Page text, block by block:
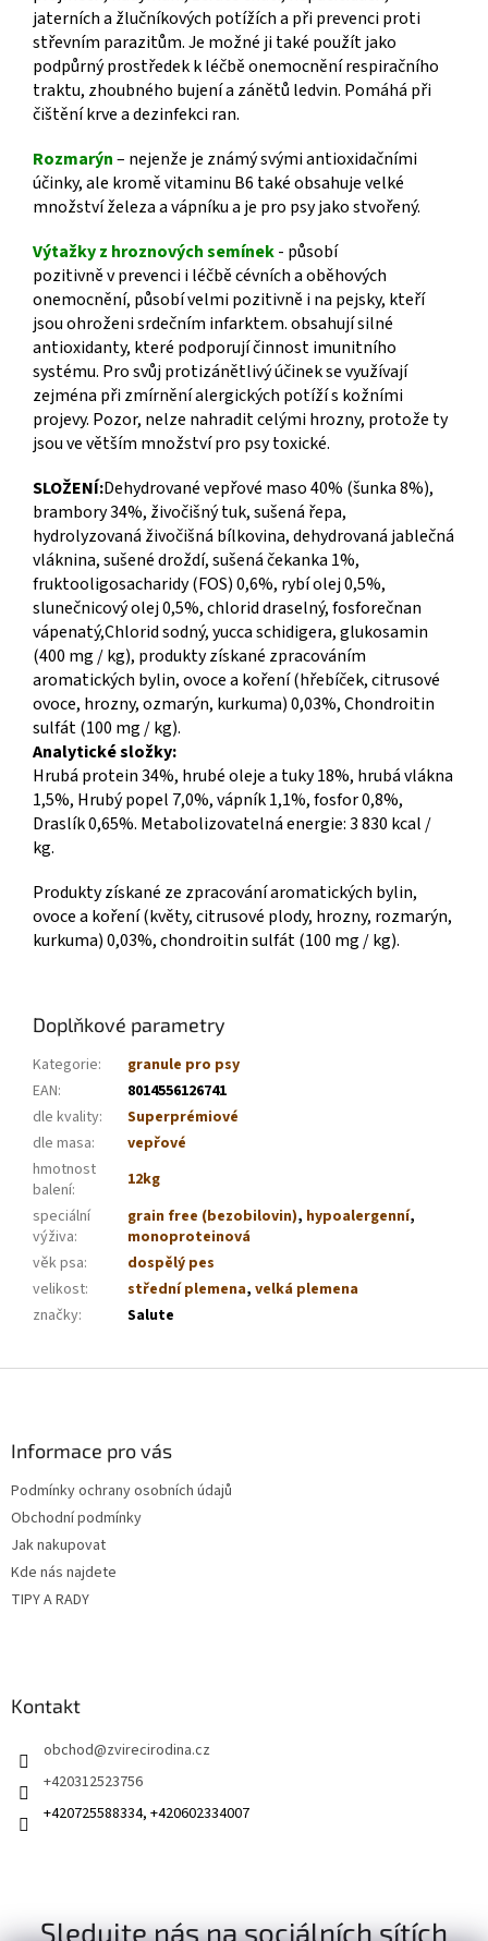
jaterních a žlučníkových potížích a při prevenci proti
střevním parazitům. Je možné ji také použít jako
podpůrný prostředek k léčbě onemocnění respiračního
traktu, zhoubného bujení a zánětů ledvin. Pomáhá při
čištění krve a dezinfekci ran.
Rozmarýn– nejenže je známý svými antioxidačními
účinky, ale kromě vitaminu B6 také obsahuje velké
množství železa a vápníku a je pro psy jako stvořený.
Výtažky z hroznových semínek- působí
pozitivně v prevenci i léčbě cévních a oběhových
onemocnění, působí velmi pozitivně i na pejsky, kteří
jsou ohroženi srdečním infarktem. obsahují silné
antioxidanty, které podporují činnost imunitního
systému. Pro svůj protizánětlivý účinek se využívají
zejména při zmírnění alergických potíží s kožními
projevy. Pozor, nelze nahradit celými hrozny, protože ty
jsou ve větším množství pro psy toxické.
SLOŽENÍ:Dehydrované vepřové maso 40% (šunka 8%),
brambory 34%, živočišný tuk, sušená řepa,
hydrolyzovaná živočišná bílkovina, dehydrovaná jablečná
vláknina, sušené droždí, sušená čekanka 1%,
fruktooligosacharidy (FOS) 0,6%, rybí olej 0,5%,
slunečnicový olej 0,5%, chlorid draselný, fosforečnan
vápenatý,Chlorid sodný, yucca schidigera, glukosamin
(400 mg / kg), produkty získané zpracováním
aromatických bylin, ovoce a koření (hřebíček, citrusové
ovoce, hrozny, ozmarýn, kurkuma) 0,03%, Chondroitin
sulfát (100 mg / kg).
Analytické složky:
Hrubá protein 34%, hrubé oleje a tuky 18%, hrubá vlákna
1,5%, Hrubý popel 7,0%, vápník 1,1%, fosfor 0,8%,
Draslík 0,65%. Metabolizovatelná energie: 3 830 kcal /
kg.
Produkty získané ze zpracování aromatických bylin,
ovoce a koření (květy, citrusové plody, hrozny, rozmarýn,
kurkuma) 0,03%, chondroitin sulfát (100 mg / kg).
Doplňkové parametry
Kategorie:
granule pro psy
EAN:
8014556126741
dle kvality:
Superprémiové
dle masa:
vepřové
hmotnost
balení:
12kg
speciální
výživa:
grain free (bezobilovin), hypoalergenní,
monoproteinová
věk psa:
dospělý pes
velikost: střední plemena, velká plemena
značky: Salute
Informace pro vás
Podmínky ochrany osobních údajů
Obchodní podmínky
Jak nakupovat
Kde nás najdete
TIPY A RADY
Kontakt
obchod@zvirecirodina.cz
+420312523756
+420725588334, +420602334007
Sledujte nás na sociálních sítích